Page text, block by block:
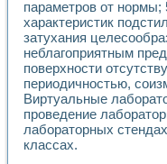
Разработка
Виртуальные
Из опыта
Опыт
Проблемы
Развитие
параметров от нормы;
характеристик
затухания
неблагоприятным
поверхности
периодичностью,
Виртуальные
проведение
лабораторных
классах.